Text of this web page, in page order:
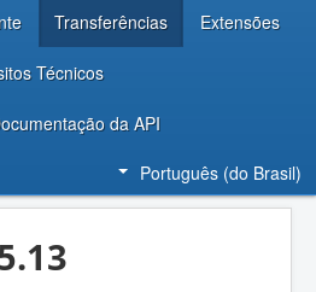
Transferências Extensões
Técnicos
da API
Português (do Brasil)